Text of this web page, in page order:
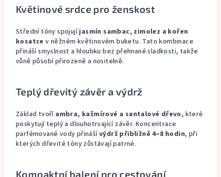
Květinové srdce pro ženskost
Střední tóny spojujíjasmín sambac, zimolez a kořen
kosatce v něžném květinovém buketu. Tato kombinace
přináší smyslnost a hloubku bez přehnané sladkosti, takže
vůně působí přirozeně a nositelně.
Teplý dřevitý závěr a výdrž
Základ tvoří ambra, kašmírové a santalové dřevo, které
poskytují teplý a dlouhotrvající závěr. Koncentrace
parfémované vody přinášívýdrž přibližně 4–8 hodin, při
kterých dřevité tóny zůstávají patrné.
Kompaktní balení pro cestování